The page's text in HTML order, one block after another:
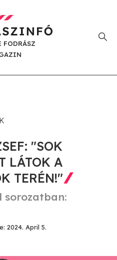
FODRÁSZ
"SOK
LÁTOK A
TERÉN!"
sorozatban:
2024. April 5.